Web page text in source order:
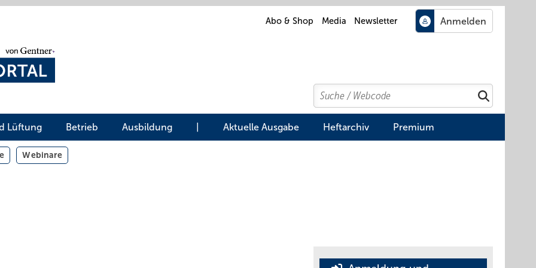
Abo & Shop Media Newsletter
Search
Suchen
Lüftung Betrieb Ausbildung Aktuelle Ausgabe Heftarchiv Premium
Webinare